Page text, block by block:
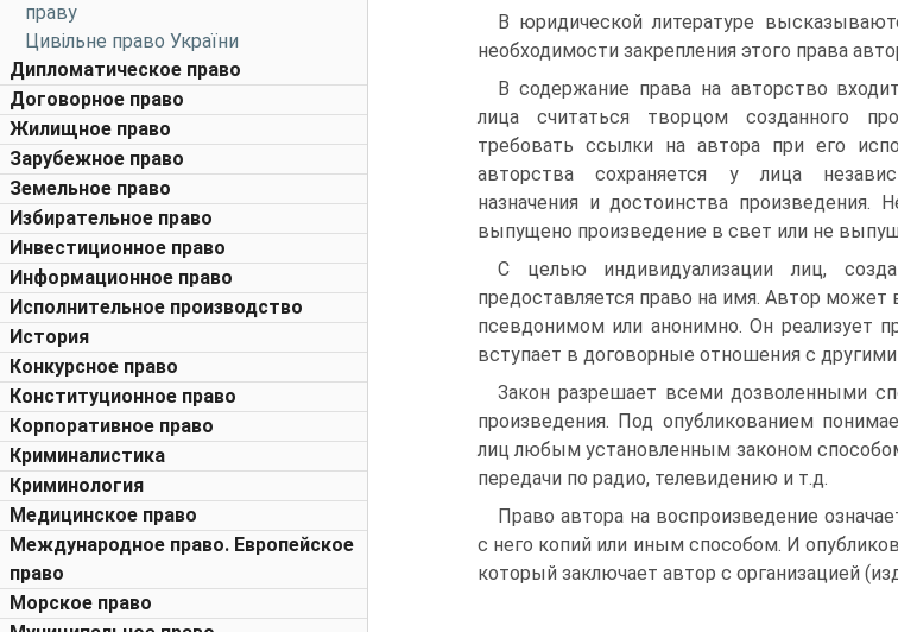
праву
Цивільне право України
Дипломатическое право
Договорное право
Жилищное право
Зарубежное право
Земельное право
Избирательное право
Инвестиционное право
Информационное право
Исполнительное производство
История
Конкурсное право
Конституционное право
Корпоративное право
Криминалистика
Криминология
Медицинское право
Международное право. Европейское
право
Морское право
В юридической литературе
необходимости закрепления этого права
В содержание права на авторство
лица считаться творцом созданного
требовать ссылки на автора при его
авторства сохраняется у лица
назначения и достоинства произведения.
выпущено произведение в свет или не
С целью индивидуализации лиц,
предоставляется право на имя. Автор
псевдонимом или анонимно. Он реализует
вступает в договорные отношения с
Закон разрешает всеми дозволенными
произведения. Под опубликованием
лиц любым установленным законом
передачи по радио, телевидению и т.д.
Право автора на воспроизведение
с него копий или иным способом. И
который заключает автор с организацией